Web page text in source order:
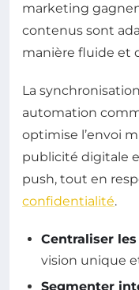
marketing
contenus sont
manière fluide et
La
automation
optimise l’envoi
publicité digitale
push, tout en
confidentialité.
Centraliser
vision unique
Segmenter